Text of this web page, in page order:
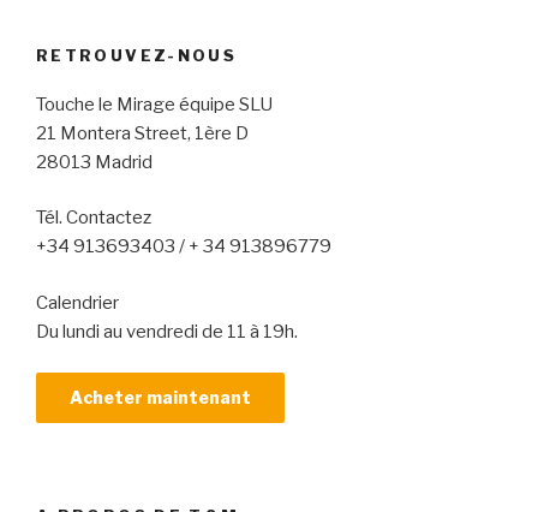
RETROUVEZ-NOUS
Touche le Mirage équipe SLU
21 Montera Street, 1ère D
28013 Madrid
Tél. Contactez
+34 913693403 / + 34 913896779
Calendrier
Du lundi au vendredi de 11 à 19h.